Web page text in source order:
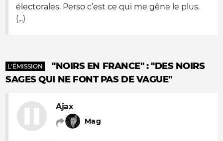
électorales. Perso c’est ce qui me gêne le plus.
(...)
L'ÉMISSION
"NOIRS EN FRANCE" : "DES NOIRS
SAGES QUI NE FONT PAS DE VAGUE"
Ajax
Mag